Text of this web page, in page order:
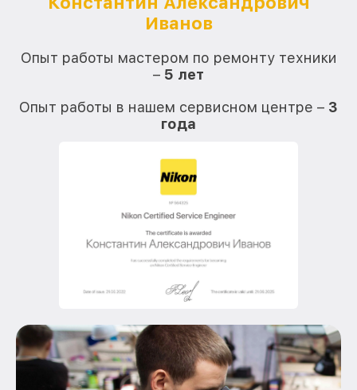
Иванов
Опыт работы мастером по ремонту техники
– 5 лет
Опыт работы в нашем сервисном центре – 3
года